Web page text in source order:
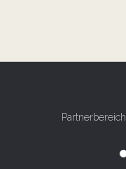
Partnerbereich